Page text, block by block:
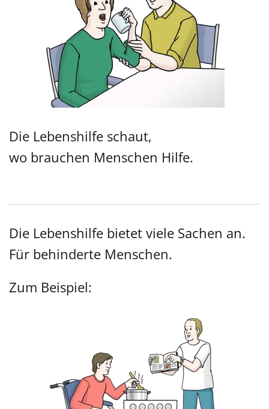
Die Lebenshilfe schaut,
wo brauchen Menschen Hilfe.
Die Lebenshilfe bietet viele Sachen an.
Für behinderte Menschen.
Zum Beispiel: